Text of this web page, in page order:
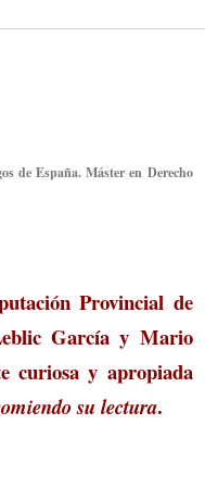
de España. Máster en Derecho
Provincial de
García y Mario
curiosa y apropiada
su lectura.